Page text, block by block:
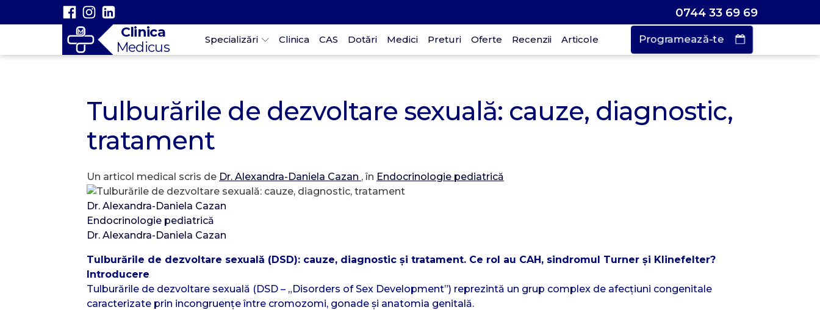
0744 33 69 69
Clinica
Medicus
Specializări Clinica CAS Dotări Medici Preturi Oferte Recenzii Articole Programează-te
Tulburările de dezvoltare sexuală: cauze, diagnostic,
tratament
Un articol medical scris de Dr. Alexandra-Daniela Cazan , în Endocrinologie pediatrică
Dr. Alexandra-Daniela Cazan
Endocrinologie pediatrică
Dr. Alexandra-Daniela Cazan
Tulburările de dezvoltare sexuală (DSD): cauze, diagnostic și tratament. Ce rol au CAH, sindromul Turner și Klinefelter?
Introducere
Tulburările de dezvoltare sexuală (DSD – „Disorders of Sex Development”) reprezintă un grup complex de afecțiuni congenitale
caracterizate prin incongruențe între cromozomi, gonade și anatomia genitală.